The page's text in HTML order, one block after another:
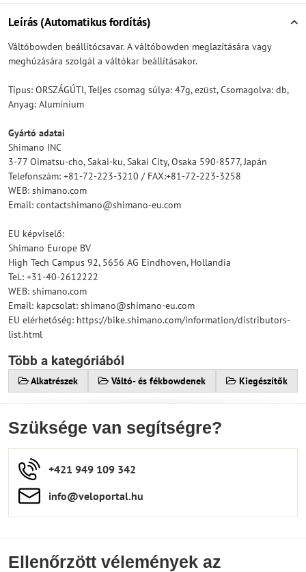
Leírás (Automatikus fordítás)
Váltóbowden beállítócsavar. A váltóbowden meglazítására vagy
meghúzására szolgál a váltókar beállításakor.
Típus: ORSZÁGÚTI, Teljes csomag súlya: 47g, ezüst, Csomagolva: db,
Anyag: Alumínium
Gyártó adatai
Shimano INC
3-77 Oimatsu-cho, Sakai-ku, Sakai City, Osaka 590-8577, Japán
Telefonszám: +81-72-223-3210 / FAX:+81-72-223-3258
WEB: shimano.com
Email: contactshimano@shimano-eu.com
EU képviselő:
Shimano Europe BV
High Tech Campus 92, 5656 AG Eindhoven, Hollandia
Tel.: +31-40-2612222
WEB: shimano.com
Email: kapcsolat: shimano@shimano-eu.com
EU elérhetőség: https://bike.shimano.com/information/distributors-
list.html
Több a kategóriából
Alkatrészek Váltó- és fékbowdenek Kiegészítők
Szüksége van segítségre?
+421 949 109 342
info​​@veloportal​.hu
Ellenőrzött vélemények az